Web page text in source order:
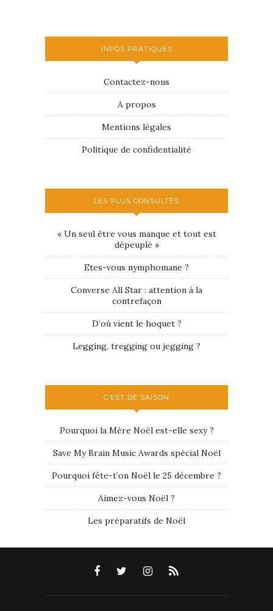
INFOS PRATIQUES
Contactez-nous
A propos
Mentions légales
Politique de confidentialité
LES PLUS CONSULTÉS
« Un seul être vous manque et tout est
dépeuplé »
Etes-vous nymphomane ?
Converse All Star : attention à la
contrefaçon
D’où vient le hoquet ?
Legging, tregging ou jegging ?
C’EST DE SAISON
Pourquoi la Mère Noël est-elle sexy ?
Save My Brain Music Awards spécial Noël
Pourquoi fête-t’on Noël le 25 décembre ?
Aimez-vous Noël ?
Les préparatifs de Noël